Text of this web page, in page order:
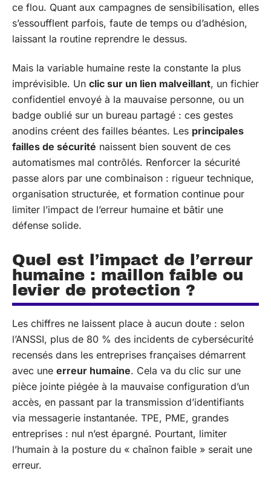
ce flou. Quant aux campagnes de sensibilisation, elles
s’essoufflent parfois, faute de temps ou d’adhésion,
laissant la routine reprendre le dessus.
Mais la variable humaine reste la constante la plus
imprévisible. Un clic sur un lien malveillant, un fichier
confidentiel envoyé à la mauvaise personne, ou un
badge oublié sur un bureau partagé : ces gestes
anodins créent des failles béantes. Les principales
failles de sécurité naissent bien souvent de ces
automatismes mal contrôlés. Renforcer la sécurité
passe alors par une combinaison : rigueur technique,
organisation structurée, et formation continue pour
limiter l’impact de l’erreur humaine et bâtir une
défense solide.
Quel est l’impact de l’erreur
humaine : maillon faible ou
levier de protection ?
Les chiffres ne laissent place à aucun doute : selon
l’ANSSI, plus de 80 % des incidents de cybersécurité
recensés dans les entreprises françaises démarrent
avec une erreur humaine. Cela va du clic sur une
pièce jointe piégée à la mauvaise configuration d’un
accès, en passant par la transmission d’identifiants
via messagerie instantanée. TPE, PME, grandes
entreprises : nul n’est épargné. Pourtant, limiter
l’humain à la posture du « chaînon faible » serait une
erreur.